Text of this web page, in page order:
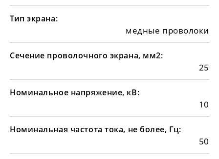
Тип экрана:
медные проволоки
Сечение проволочного экрана, мм2:
25
Номинальное напряжение, кВ:
10
Номинальная частота тока, не более, Гц:
50